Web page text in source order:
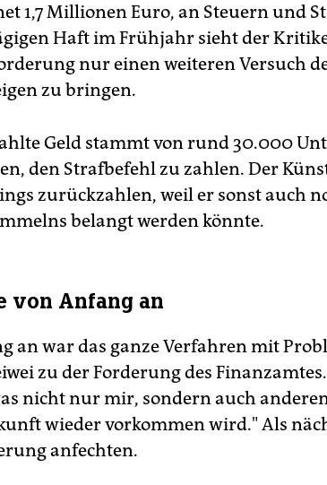
1,7 Millionen Euro, an Steuern und
Haft im Frühjahr sieht der
nur einen weiteren Versuch
zu bringen.
Geld stammt von rund 30.000
den Strafbefehl zu zahlen. Der
zurückzahlen, weil er sonst auch
belangt werden könnte.
von Anfang an
an war das ganze Verfahren mit
zu der Forderung des
nicht nur mir, sondern auch
wieder vorkommen wird." Als
anfechten.